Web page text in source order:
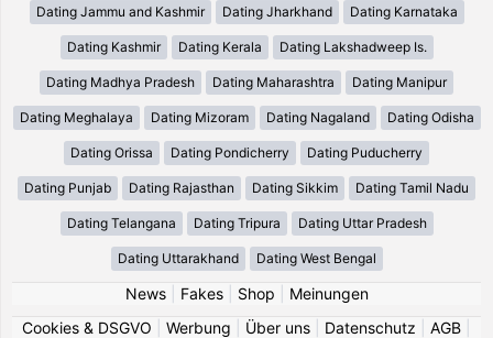
Dating Jammu and Kashmir Dating Jharkhand Dating Karnataka
Dating Kashmir Dating Kerala Dating Lakshadweep Is.
Dating Madhya Pradesh Dating Maharashtra Dating Manipur
Dating Meghalaya Dating Mizoram Dating Nagaland Dating Odisha
Dating Orissa Dating Pondicherry Dating Puducherry
Dating Punjab Dating Rajasthan Dating Sikkim Dating Tamil Nadu
Dating Telangana Dating Tripura Dating Uttar Pradesh
Dating Uttarakhand Dating West Bengal
News| Fakes| Shop
Meinungen
Cookies & DSGVO
Werbung Über uns Datenschutz AGB